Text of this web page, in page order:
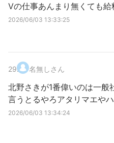
Vの仕事あんまり無くても給
2026/06/03 13:33:25
29. 名無しさん
北野さきが1番偉いのは一般
言うとるやろアタリマエや
2026/06/03 13:34:24